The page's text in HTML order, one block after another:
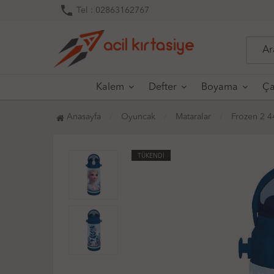
phone Tel : 02863162767
Kalem Defter Boyama
Anasayfa Oyuncak Mataralar Frozen 2
TÜKENDİ